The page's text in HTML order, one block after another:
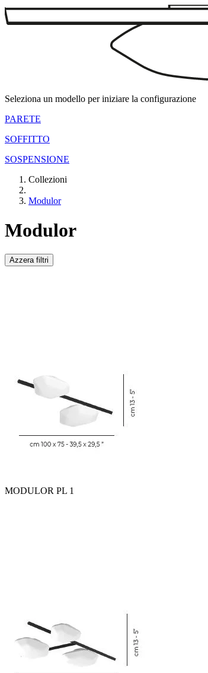
Seleziona un modello per iniziare la configurazione
PARETE
SOFFITTO
SOSPENSIONE
Collezioni
Modulor
Modulor
Azzera filtri
MODULOR PL 1